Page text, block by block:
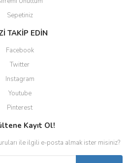
Sepetiniz
TAKİP EDİN
Facebook
Twitter
Instagram
Youtube
Pinterest
Kayıt Ol!
ile ilgili e-posta almak ister misiniz?